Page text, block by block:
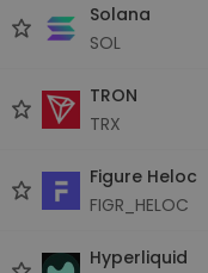
Solana
SOL
TRON
TRX
Figure Heloc
FIGR_HELOC
Hyperliquid